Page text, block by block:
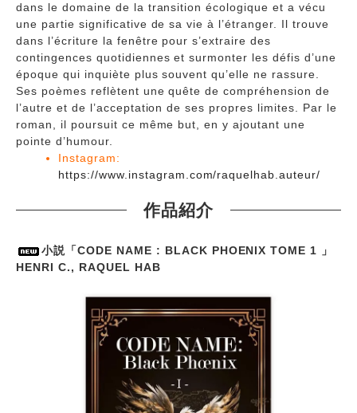
dans le domaine de la transition écologique et a vécu
une partie significative de sa vie à l’étranger. Il trouve
dans l’écriture la fenêtre pour s’extraire des
contingences quotidiennes et surmonter les défis d’une
époque qui inquiète plus souvent qu’elle ne rassure.
Ses poèmes reflètent une quête de compréhension de
l’autre et de l’acceptation de ses propres limites. Par le
roman, il poursuit ce même but, en y ajoutant une
pointe d’humour.
Instagram:
https://www.instagram.com/raquelhab.auteur/
作品紹介
小説「CODE NAME : BLACK PHOENIX TOME 1 」
HENRI C., RAQUEL HAB